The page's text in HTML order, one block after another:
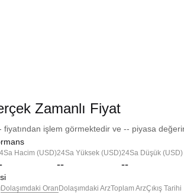
Zamanlı Fiyat
fiyatından işlem görmektedir ve -- piyasa
Hacim (USD)24Sa Yüksek (USD)
--
24Sa Düşük (USD)
--
Dolaşımdaki Oran Dolaşımdaki ArzToplam ArzÇıkış Tarihi